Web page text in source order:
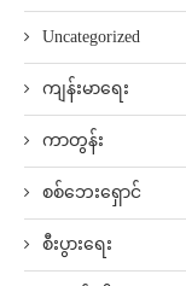
Uncategorized
ကျန်းမာရေး
ကာတွန်း
စစ်ဘေးရှောင်
စီးပွားရေး